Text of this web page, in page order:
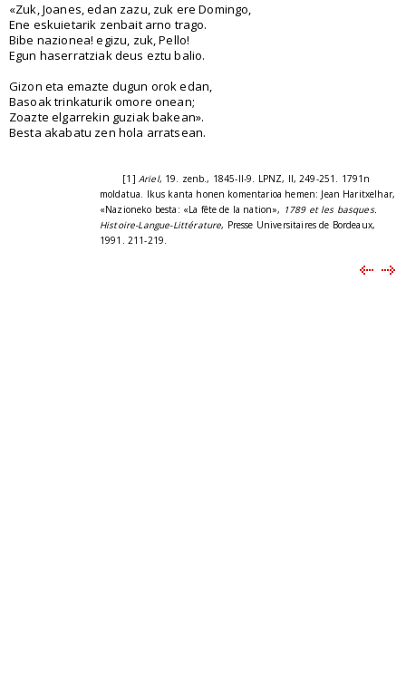
«Zuk, Joanes, edan zazu, zuk ere Domingo,
Ene eskuietarik zenbait arno trago.
Bibe nazionea! egizu, zuk, Pello!
Egun haserratziak deus eztu balio.
Gizon eta emazte dugun orok edan,
Basoak trinkaturik omore onean;
Zoazte elgarrekin guziak bakean».
Besta akabatu zen hola arratsean.
[1] Ariel, 19. zenb., 1845-II-9. LPNZ, II, 249-251. 1791n
moldatua. Ikus kanta honen komentarioa hemen: Jean Haritxelhar,
«Nazioneko besta: «La fête de la nation», 1789 et les basques.
Histoire-Langue-Littérature, Presse Universitaires de Bordeaux,
1991. 211-219.